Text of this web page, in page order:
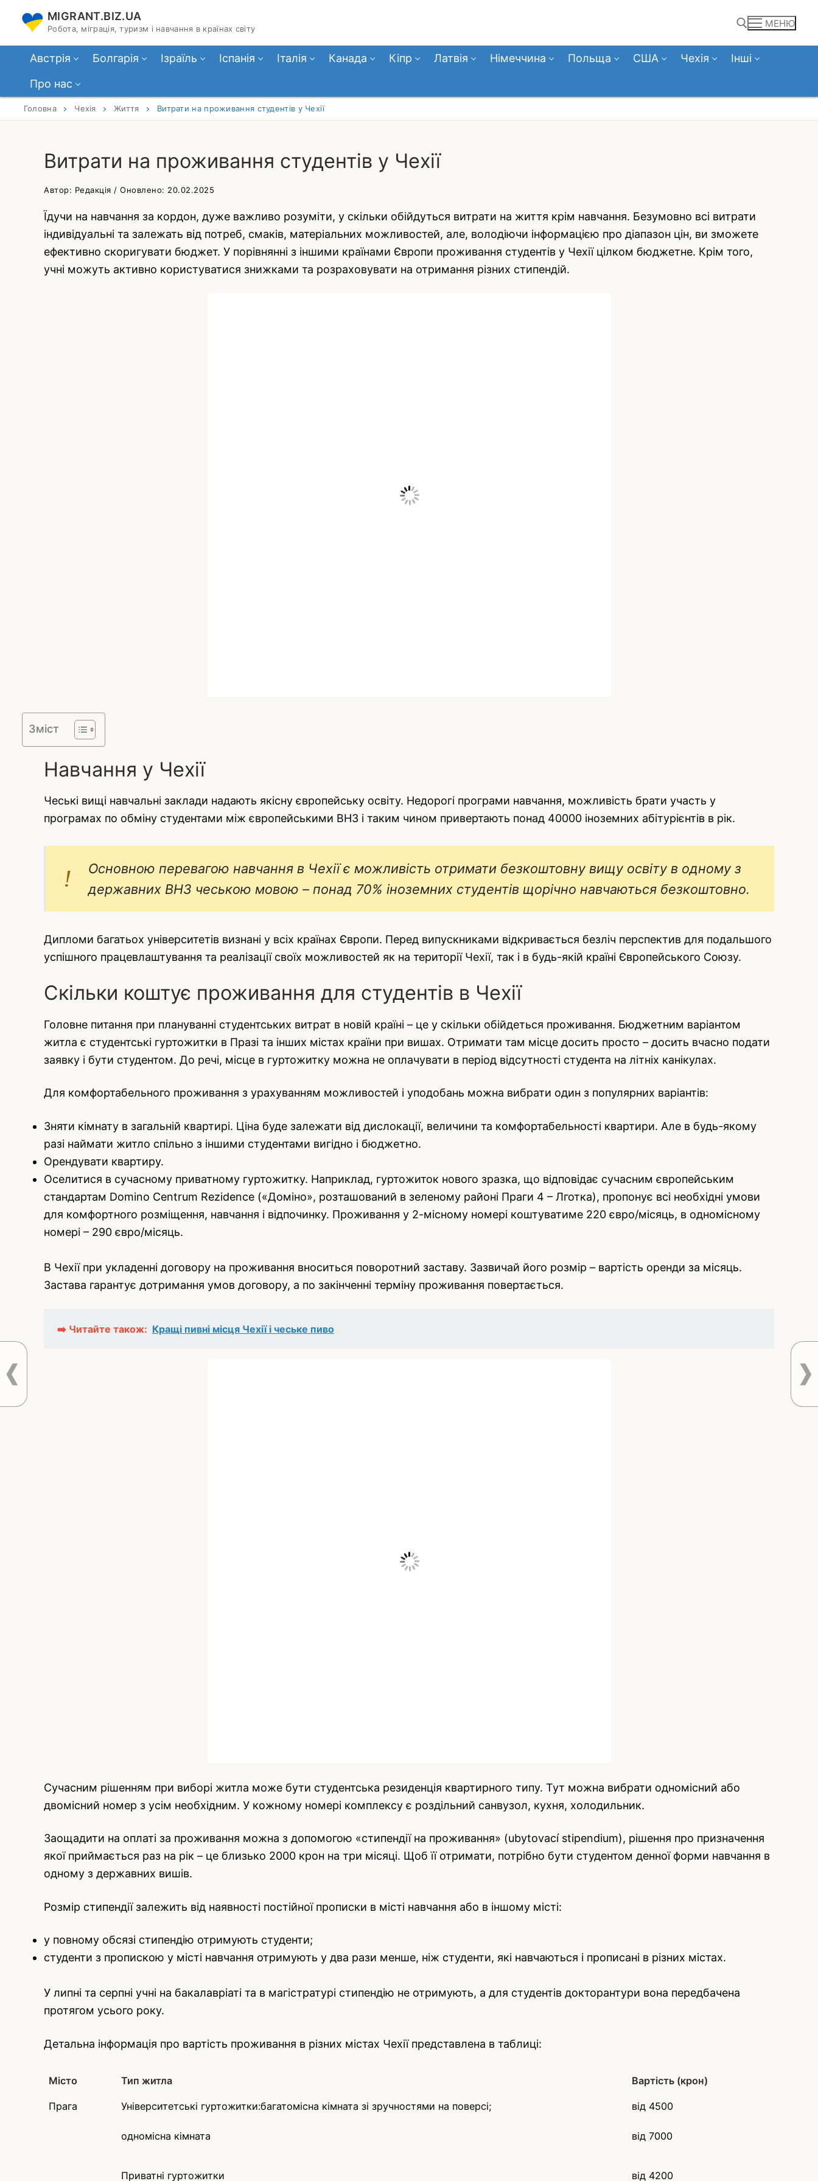
вмісту
MIGRANT.BIZ.UA
Робота, міграція, туризм і навчання в країнах світу МЕНЮ
Австрія Болгарія Ізраїль Іспанія Італія Канада Кіпр Латвія Німеччина Польща США Чехія
Інші
Про нас
Головна Чехія Життя Витрати на проживання студентів у Чехії
Витрати на проживання студентів у Чехії
Автор: Редакція / Оновлено: 20.02.2025
Їдучи на навчання за кордон, дуже важливо розуміти, у скільки обійдуться витрати на життя крім навчання. Безумовно всі витрати
індивідуальні та залежать від потреб, смаків, матеріальних можливостей, але, володіючи інформацією про діапазон цін, ви зможете
ефективно скоригувати бюджет. У порівнянні з іншими країнами Європи проживання студентів у Чехії цілком бюджетне. Крім того,
учні можуть активно користуватися знижками та розраховувати на отримання різних стипендій.
Зміст
Навчання у Чехії
Чеські вищі навчальні заклади надають якісну європейську освіту. Недорогі програми навчання, можливість брати участь у
програмах по обміну студентами між європейськими ВНЗ і таким чином привертають понад 40000 іноземних абітурієнтів в рік.
Основною перевагою навчання в Чехії є можливість отримати безкоштовну вищу освіту в одному з
державних ВНЗ чеською мовою – понад 70% іноземних студентів щорічно навчаються безкоштовно.
Дипломи багатьох університетів визнані у всіх країнах Європи. Перед випускниками відкривається безліч перспектив для подальшого
успішного працевлаштування та реалізації своїх можливостей як на території Чехії, так і в будь-якій країні Європейського Союзу.
Скільки коштує проживання для студентів в Чехії
Головне питання при плануванні студентських витрат в новій країні – це у скільки обійдеться проживання. Бюджетним варіантом
житла є студентські гуртожитки в Празі та інших містах країни при вишах. Отримати там місце досить просто – досить вчасно подати
заявку і бути студентом. До речі, місце в гуртожитку можна не оплачувати в період відсутності студента на літніх канікулах.
Для комфортабельного проживання з урахуванням можливостей і уподобань можна вибрати один з популярних варіантів:
Зняти кімнату в загальній квартирі. Ціна буде залежати від дислокації, величини та комфортабельності квартири. Але в будь-якому
разі наймати житло спільно з іншими студентами вигідно і бюджетно.
Орендувати квартиру.
Оселитися в сучасному приватному гуртожитку. Наприклад, гуртожиток нового зразка, що відповідає сучасним європейським
стандартам Domino Centrum Rezidence («Доміно», розташований в зеленому районі Праги 4 – Лготка), пропонує всі необхідні умови
для комфортного розміщення, навчання і відпочинку. Проживання у 2-місному номері коштуватиме 220 євро/місяць, в одномісному
номері – 290 євро/місяць.
В Чехії при укладенні договору на проживання вноситься поворотний заставу. Зазвичай його розмір – вартість оренди за місяць.
Застава гарантує дотримання умов договору, а по закінченні терміну проживання повертається.
➡️ Читайте також: Кращі пивні місця Чехії і чеське пиво
Сучасним рішенням при виборі житла може бути студентська резиденція квартирного типу. Тут можна вибрати одномісний або
двомісний номер з усім необхідним. У кожному номері комплексу є роздільний санвузол, кухня, холодильник.
Заощадити на оплаті за проживання можна з допомогою «стипендії на проживання» (ubytovací stipendium), рішення про призначення
якої приймається раз на рік – це близько 2000 крон на три місяці. Щоб її отримати, потрібно бути студентом денної форми навчання в
одному з державних вишів.
Розмір стипендії залежить від наявності постійної прописки в місті навчання або в іншому місті:
у повному обсязі стипендію отримують студенти;
студенти з пропискою у місті навчання отримують у два рази менше, ніж студенти, які навчаються і прописані в різних містах.
У липні та серпні учні на бакалавріаті та в магістратурі стипендію не отримують, а для студентів докторантури вона передбачена
протягом усього року.
Детальна інформація про вартість проживання в різних містах Чехії представлена в таблиці:
Місто Тип житла Вартість (крон)
Прага Університетські гуртожитки:багатомісна кімната зі зручностями на поверсі;
одномісна кімната
від 4500
від 7000
Приватні гуртожитки від 4200